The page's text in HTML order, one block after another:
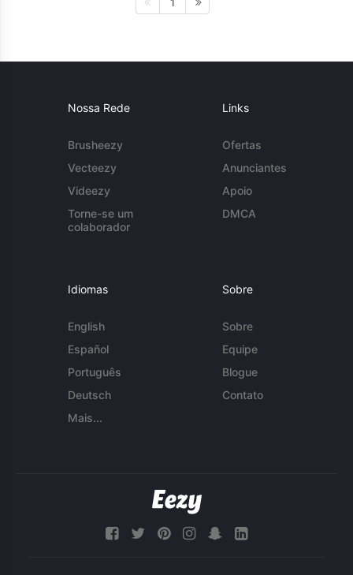
Nossa Rede
Brusheezy
Vecteezy
Videezy
Torne-se um
colaborador
Links
Ofertas
Anunciantes
Apoio
DMCA
Idiomas
English
Español
Português
Deutsch
Mais...
Sobre
Sobre
Equipe
Blogue
Contato